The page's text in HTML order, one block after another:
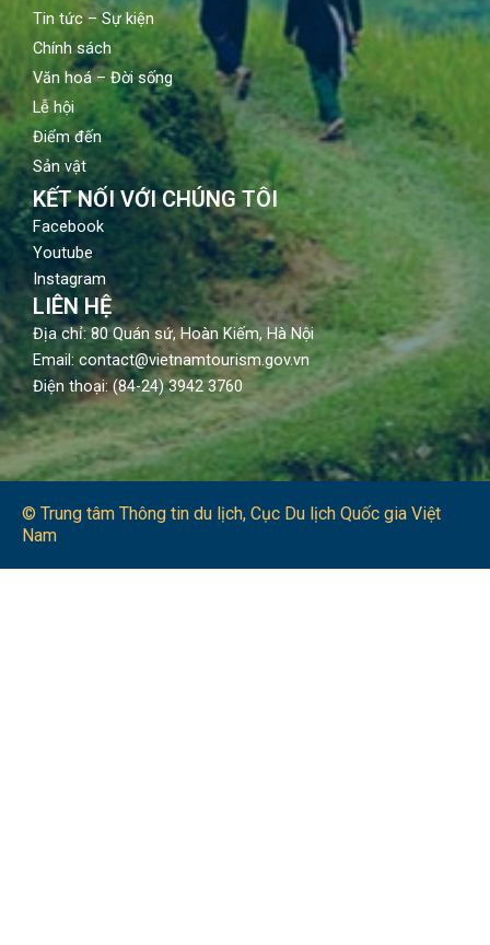
Tin tức – Sự kiện
Chính sách
Văn hoá – Đời sống
Lễ hội
Điểm đến
Sản vật
KẾT NỐI VỚI CHÚNG TÔI
Facebook
Youtube
Instagram
LIÊN HỆ
Địa chỉ: 80 Quán sứ, Hoàn Kiếm, Hà Nội
Email: contact@vietnamtourism.gov.vn
Điện thoại: (84-24) 3942 3760
© Trung tâm Thông tin du lịch​, Cục Du lịch Quốc gia Việt
Nam